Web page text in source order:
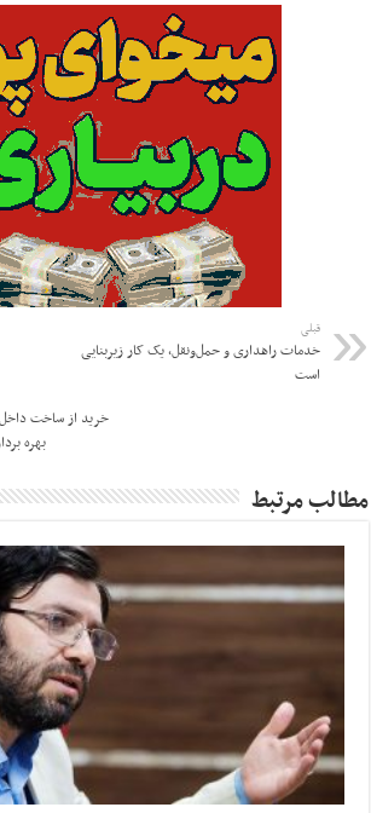
قبلی
خدمات راهداری و حمل‌ونقل، یک کار زیربنایی
است
خرید از ساخت
بهره
مطالب مرتبط